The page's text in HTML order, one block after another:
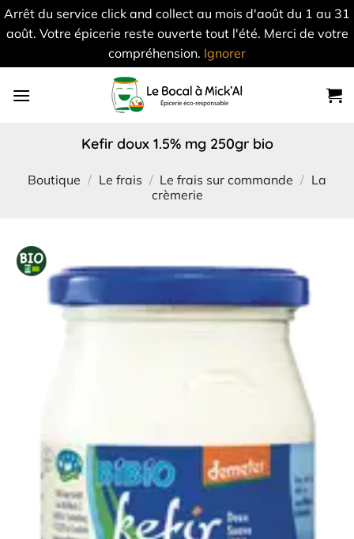
Arrêt du service click and collect au mois d'août du 1 au 31
août. Votre épicerie reste ouverte tout l'été. Merci de votre
compréhension. Ignorer
kefir doux 1.5% mg 250gr bio
Boutique / Le frais / Le frais sur commande / La
crèmerie